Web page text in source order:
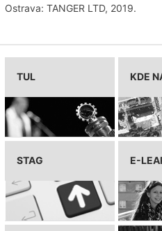
Ostrava: TANGER LTD, 2019.
TUL KDE
STAG E-